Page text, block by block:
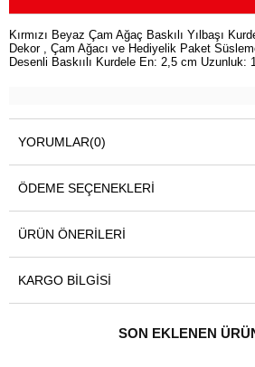
Kırmızı Beyaz Çam Ağaç Baskılı Yılbaşı
Dekor , Çam Ağacı ve Hediyelik Paket
Desenli Baskıılı Kurdele En: 2,5 cm Uzunluk:
YORUMLAR(0)
ÖDEME SEÇENEKLERI
ÜRÜN ÖNERILERI
KARGO BILGISI
SON EKLENEN